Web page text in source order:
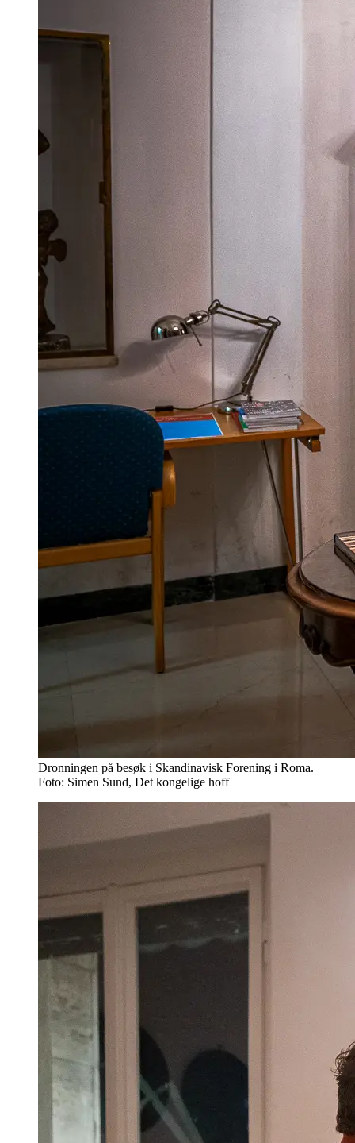
Dronningen på besøk i Skandinavisk Forening i Roma.
Foto: Simen Sund, Det kongelige hoff